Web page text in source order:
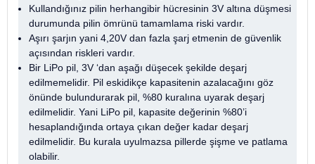
Kullandığınız pilin herhangibir hücresinin 3V altına düşmesi
durumunda pilin ömrünü tamamlama riski vardır.
Aşırı şarjın yani 4,20V dan fazla şarj etmenin de güvenlik
açısından riskleri vardır.
Bir LiPo pil, 3V ‘dan aşağı düşecek şekilde deşarj
edilmemelidir. Pil eskidikçe kapasitenin azalacağını göz
önünde bulundurarak pil, %80 kuralına uyarak deşarj
edilmelidir. Yani LiPo pil, kapasite değerinin %80’i
hesaplandığında ortaya çıkan değer kadar deşarj
edilmelidir. Bu kurala uyulmazsa pillerde şişme ve patlama
olabilir.